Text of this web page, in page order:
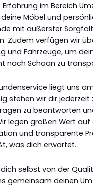
im Bereich
Möbel und
mit äußerster
Zudem verfügen wir
und Fahrzeuge, um
nach Schaan zu
liegt uns am
stehen wir dir jederzeit
zu beantworten
legen großen Wert
und transparente
was dich erwartet.
selbst von der
gemeinsam deinen